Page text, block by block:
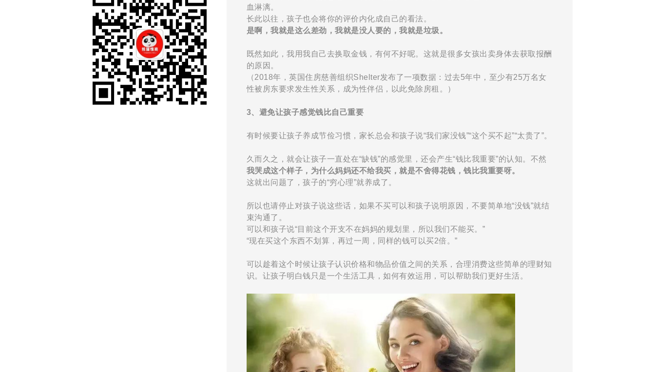
血淋漓。
长此以往，孩子也会将你的评价内化成自己的看法。
是啊，我就是这么差劲，我就是没人要的，我就是垃圾。
既然如此，我用我自己去换取金钱，有何不好呢。这就是很多女孩出卖身体去获取报酬
的原因。
（2018年，英国住房慈善组织Shelter发布了一项数据： 过去5年中，至少有25万名女
性被房东要求发生性关系，成为性伴侣，以此免除房租。）
3、避免让孩子感觉钱比自己重要
有时候要让孩子养成节俭习惯，家长总会和孩子说“我们家没钱”“这个买不起”“太贵了”。
久而久之，就会让孩子一直处在“缺钱”的感觉里，还会产生“钱比我重要”的认知。不然
我哭成这个样子，为什么妈妈还不给我买，就是不舍得花钱，钱比我重要呀。
这就出问题了，孩子的“穷心理”就养成了。
所以也请停止对孩子说这些话，如果不买可以和孩子说明原因，不要简单地“没钱”就结
束沟通了。
可以和孩子说“目前这个开支不在妈妈的规划里，所以我们不能买。”
“现在买这个东西不划算，再过一周，同样的钱可以买2倍。”
可以趁着这个时候让孩子认识价格和物品价值之间的关系，合理消费这些简单的理财知
识。 让孩子明白钱只是一个生活工具，如何有效运用，可以帮助我们更好生活。